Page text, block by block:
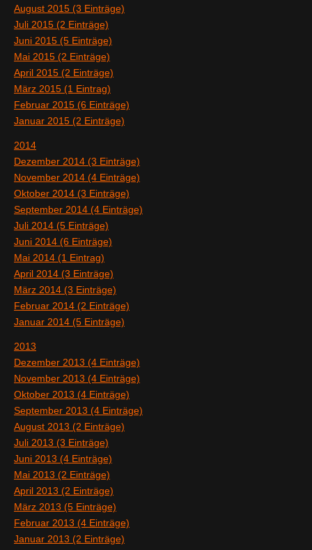
August 2015 (3 Einträge)
Juli 2015 (2 Einträge)
Juni 2015 (5 Einträge)
Mai 2015 (2 Einträge)
April 2015 (2 Einträge)
März 2015 (1 Eintrag)
Februar 2015 (6 Einträge)
Januar 2015 (2 Einträge)
2014
Dezember 2014 (3 Einträge)
November 2014 (4 Einträge)
Oktober 2014 (3 Einträge)
September 2014 (4 Einträge)
Juli 2014 (5 Einträge)
Juni 2014 (6 Einträge)
Mai 2014 (1 Eintrag)
April 2014 (3 Einträge)
März 2014 (3 Einträge)
Februar 2014 (2 Einträge)
Januar 2014 (5 Einträge)
2013
Dezember 2013 (4 Einträge)
November 2013 (4 Einträge)
Oktober 2013 (4 Einträge)
September 2013 (4 Einträge)
August 2013 (2 Einträge)
Juli 2013 (3 Einträge)
Juni 2013 (4 Einträge)
Mai 2013 (2 Einträge)
April 2013 (2 Einträge)
März 2013 (5 Einträge)
Februar 2013 (4 Einträge)
Januar 2013 (2 Einträge)